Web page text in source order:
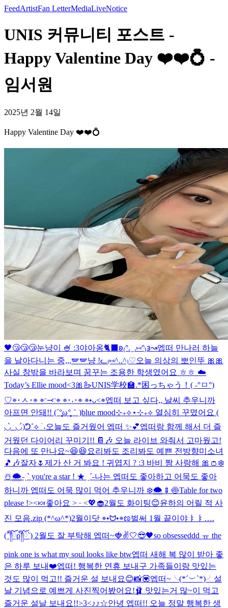
FeedArtistFan LetterMediaLiveNotice
UNIS 커뮤니티 포스트 -
Happy Valentine Day ❤️❤️💍 -
임서원
2025년 2월 14일
Happy Valentine Day ❤️❤️💍
🖤😴😴😴눈냥이 🍧 :3야아옹🐈‍⬛ 𐐪₍ᐢ. ̫ .⑅ᐢ₎𐑂↝엡떠 만나러 하늘
을 날아다니는 중,,,🪽🪽냥 !ᓚ₍⑅^..^₎♡오늘 의상의 뽀인뚜 🎀🎀
사실 창밖을 바라보며 꿈꾸는 조용한 학생였어요 ㅎㅎ ☁️
Today’s Ellie mood<3🎀🦢UNIS学校🏫.*困っちゃう！( ˶°ㅁ°)
♡⌯･ㅅ･⌯ ⌯ᵔ⤙ᵔ⌯ ⌯･˕･⌯ ⌯•ᴗ<⌯엡떠 보고 싶다,, 날씨 추우니까
아프면 안돼!! (´°̥̥̥̥̥̥̥̥ω°̥̥̥̥̥̥̥̥｀)blue mood⊹₊⟡⋆⊹₊⟡ 열심히 꾸몄어요 (
◡̀_◡́)ᕤ˚⟡ ࣪ ˖오늘도 즐거웠어 엡떠 ✨💕엡떠랑 함께 해서 더 즐
거웠던 다이어리 꾸미기!! 📔🎶 오늘 라이브 와줘서 고마웠고!
다음에 또 만나요~😆😆요리봐도 조리봐도 예쁜 전방향미소녀
🎵🎶잘자🌷 제가 산 거 봐요 ! 귀엽지 ? :3 바비 짱 사랑해 🎀👛 ❄️
☃️🌨️˗ˏˋ you're a star ! ★ ˎˊ˗나는 엡떠도 좋아하고 어묵도 좋아
하니까 엡떠도 어묵 많이 먹어 추우니까 ❄️🌨️🍢🍥Table for two
please !><🍬좋아요 ˃ ᵕ ˂💖🧁2월도 화이팅😊윤하의 어릴 적 사
진 모음.zip (*^ω^*)2월이닷 ⌯•ᗢ•⌯ಣ벌써 1월 끝이야ㅑㅑ….
(´༎ຶོρ༎ຶོ`) 2월도 잘 부탁해 엡떠~🍓✌️🤍😎🖤so obsesseddd ㅠ the
pink one is what my soul looks like btw엡떠 새해 복 많이 받아 좋
은 하루 보내❤️엡떠! 행복한 연휴 보내구 가족들이랑 맛있는
것도 많이 먹고!! 즐거운 설 보내요😊📸💟엡떠~╰(*´︶`*)╯설
날 기념으로 예쁘게 사진찍어봤어요!🩰 맛있는거 많~이 먹고
즐거운 설날 보내요!!>3<♪♪☆안녕 엡떠!! 오늘 정말 행복한 생